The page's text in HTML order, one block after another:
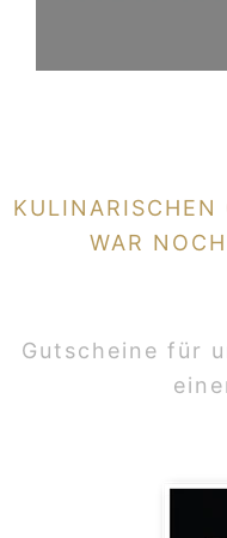
KULINARISCHEN
WAR
Gutscheine für